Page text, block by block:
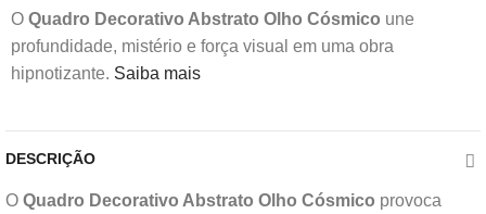
O Quadro Decorativo Abstrato Olho Cósmico une
profundidade, mistério e força visual em uma obra
hipnotizante. Saiba mais
DESCRIÇÃO
O Quadro Decorativo Abstrato Olho Cósmico provoca